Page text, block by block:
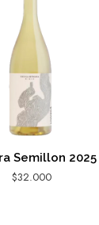
Semillon 2025
$32.000